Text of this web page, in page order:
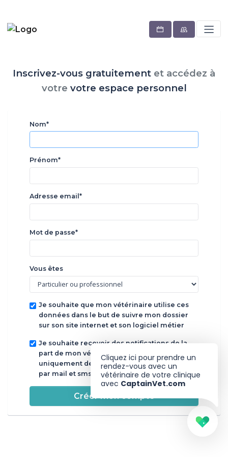
Inscrivez-vous gratuitement et accédez à
votre votre espace personnel
Nom*
Prénom*
Adresse email*
Mot de passe*
Vous êtes
Je souhaite que mon vétérinaire utilise ces
données dans le but de suivre mon dossier
sur son site internet et son logiciel métier
Je souhaite recevoir des notifications de la
part de mon vétérinaire dans un but
uniquement de suivi de soins de mon animal
par mail et sms
Créer mon compte
Cliquez ici pour prendre un
rendez-vous avec un
vétérinaire de votre clinique
avec CaptainVet.com